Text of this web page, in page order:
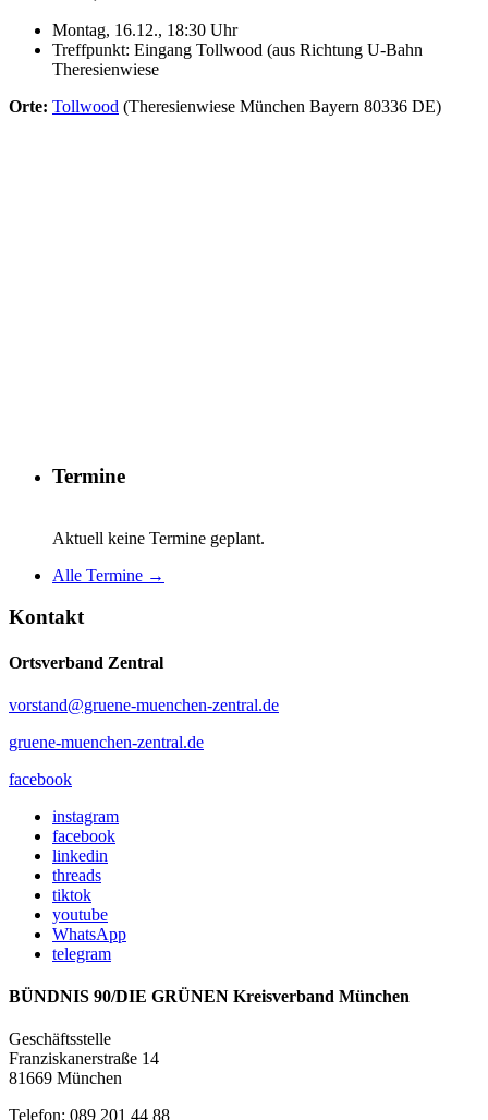
Montag, 16.12., 18:30 Uhr
Treffpunkt: Eingang Tollwood (aus Richtung U-Bahn
Theresienwiese
Orte: Tollwood (Theresienwiese München Bayern 80336 DE)
Termine
Aktuell keine Termine geplant.
Alle Termine →
Kontakt
Ortsverband Zentral
vorstand@gruene-muenchen-zentral.de
gruene-muenchen-zentral.de
facebook
instagram
facebook
linkedin
threads
tiktok
youtube
WhatsApp
telegram
BÜNDNIS 90/DIE GRÜNEN Kreisverband München
Geschäftsstelle
Franziskanerstraße 14
81669 München
Telefon: 089 201 44 88